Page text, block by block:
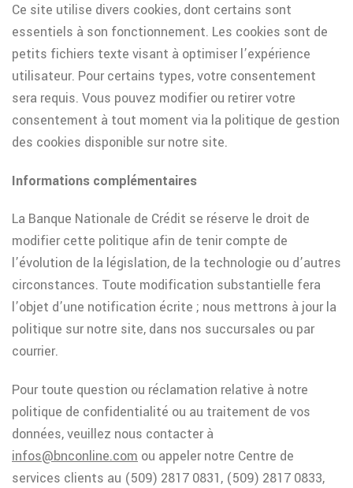
Ce site utilise divers cookies, dont certains sont
essentiels à son fonctionnement. Les cookies sont de
petits fichiers texte visant à optimiser l’expérience
utilisateur. Pour certains types, votre consentement
sera requis. Vous pouvez modifier ou retirer votre
consentement à tout moment via la politique de gestion
des cookies disponible sur notre site.
Informations complémentaires
La Banque Nationale de Crédit se réserve le droit de
modifier cette politique afin de tenir compte de
l’évolution de la législation, de la technologie ou d’autres
circonstances. Toute modification substantielle fera
l’objet d’une notification écrite ; nous mettrons à jour la
politique sur notre site, dans nos succursales ou par
courrier.
Pour toute question ou réclamation relative à notre
politique de confidentialité ou au traitement de vos
données, veuillez nous contacter à
infos@bnconline.com ou appeler notre Centre de
services clients au (509) 2817 0831, (509) 2817 0833,